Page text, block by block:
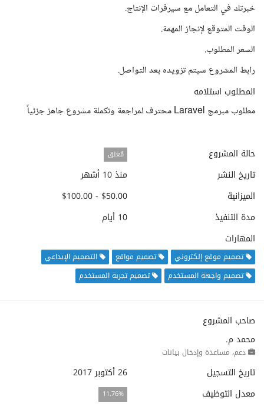
خبرتك في التعامل مع سيرفرات الإنتاج.
الوقت المتوقع لإنجاز المهمة.
السعر المطلوب.
رابط المشروع سيتم تزويده بعد التواصل.
المطلوب استلامه
مطلوب مبرمج Laravel محترف لمراجعة وتكملة مشروع جاهز جزئياً
حالة المشروع مُغلق
تاريخ النشر
منذ 10 أشهر
الميزانية
$50.00 - $100.00
مدة التنفيذ
10 أيام
المهارات
تصميم موقع إلكتروني تصميم مواقع
التصميم الإبداعي
تصميم واجهة المستخدم
تصميم تجربة المستخدم
صاحب المشروع
محمد م.
دعم، مساعدة وإدخال بيانات
تاريخ التسجيل
26 أكتوبر 2017
معدل التوظيف
11.76%